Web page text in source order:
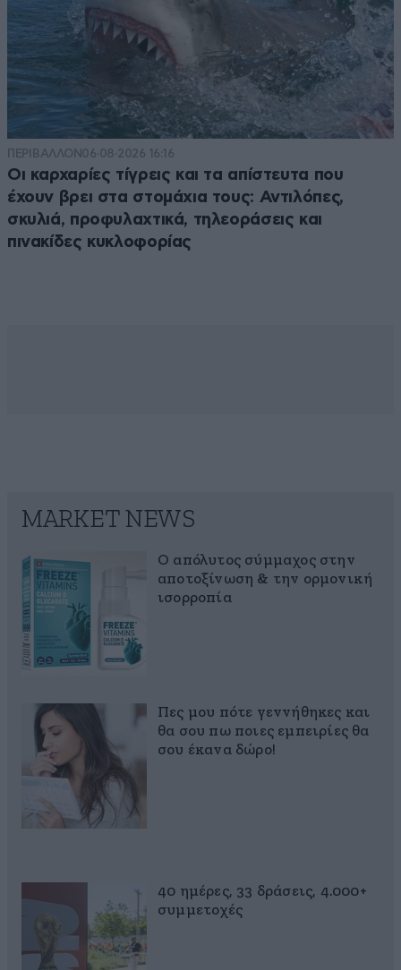
ΠΕΡΙΒΑΛΛΟΝ 06·08·2026 16:16
Οι καρχαρίες τίγρεις και τα απίστευτα που
έχουν βρει στα στομάχια τους: Αντιλόπες,
σκυλιά, προφυλαχτικά, τηλεοράσεις και
πινακίδες κυκλοφορίας
MARKET NEWS
Ο απόλυτος σύμμαχος στην
αποτοξίνωση & την ορμονική
ισορροπία
Πες μου πότε γεννήθηκες και
θα σου πω ποιες εμπειρίες θα
σου έκανα δώρο!
40 ημέρες, 33 δράσεις, 4.000+
συμμετοχές